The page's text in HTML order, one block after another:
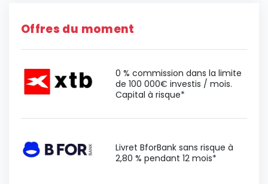
Offres du moment
0 % commission dans la limite
de 100 000€ investis / mois.
Capital à risque*
Livret BforBank sans risque à
2,80 % pendant 12 mois*